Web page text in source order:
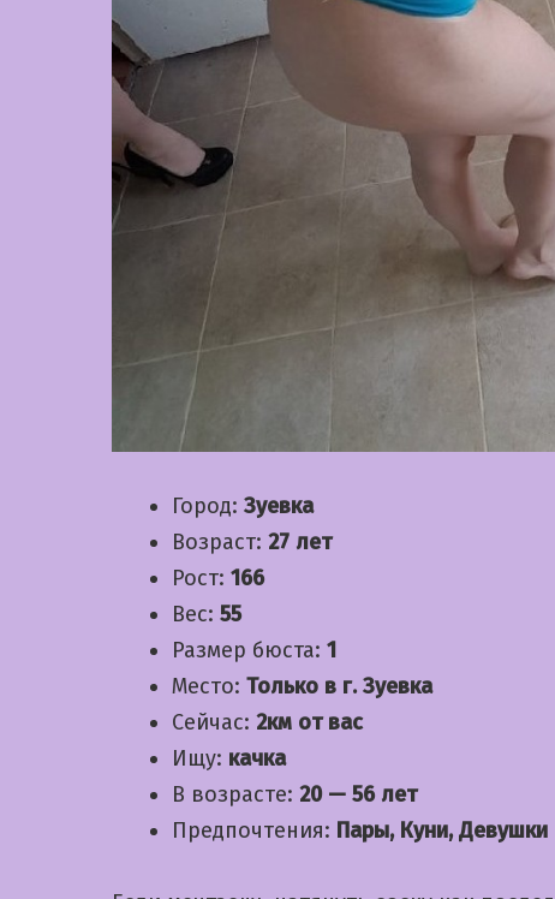
Город: Зуевка
Возраст: 27 лет
Рост: 166
Вес: 55
Размер бюста: 1
Место: Только в г. Зуевка
Сейчас: 2км от вас
Ищу: качка
В возрасте: 20 — 56 лет
Предпочтения: Пары, Куни, Девушки